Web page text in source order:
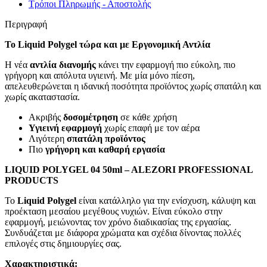
Τρόποι Πληρωμής - Αποστολής
Περιγραφή
Το Liquid Polygel τώρα και με Εργονομική Αντλία
Η νέα αντλία διανομής κάνει την εφαρμογή πιο εύκολη, πιο
γρήγορη και απόλυτα υγιεινή. Με μία μόνο πίεση,
απελευθερώνεται η ιδανική ποσότητα προϊόντος χωρίς σπατάλη και
χωρίς ακαταστασία.
Ακριβής δοσομέτρηση σε κάθε χρήση
Υγιεινή εφαρμογή χωρίς επαφή με τον αέρα
Λιγότερη σπατάλη προϊόντος
Πιο γρήγορη και καθαρή εργασία
LIQUID POLYGEL 04 50ml – ALEZORI PROFESSIONAL
PRODUCTS
Το Liquid Polygel είναι κατάλληλο για την ενίσχυση, κάλυψη και
προέκταση μεσαίου μεγέθους νυχιών. Είναι εύκολο στην
εφαρμογή, μειώνοντας τον χρόνο διαδικασίας της εργασίας.
Συνδυάζεται με διάφορα χρώματα και σχέδια δίνοντας πολλές
επιλογές στις δημιουργίες σας.
Χαρακτηριστικά: